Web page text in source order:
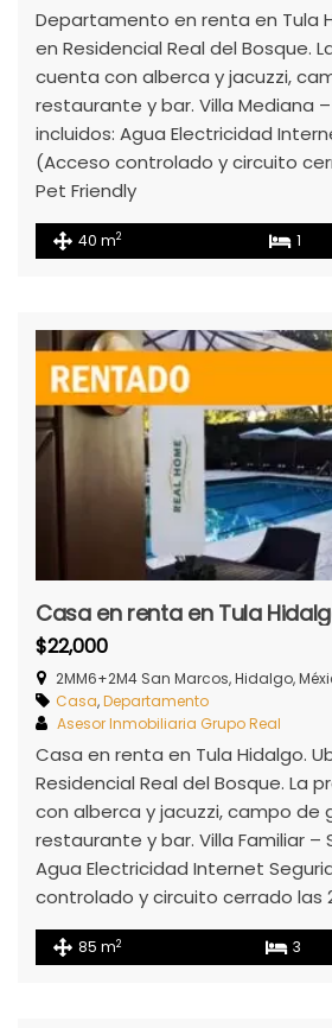
Departamento en renta en Tula
en Residencial Real del Bosque.
cuenta con alberca y jacuzzi,
restaurante y bar. Villa Mediana
incluidos: Agua Electricidad
(Acceso controlado y circuito
Pet Friendly
40 m2 1
Casa en renta en Tula
$22,000
2MM6+2M4 San Marcos, Hidalgo,
Casa,Departamento
Asesor Inmobiliaria Grupo Real
Casa en renta en Tula Hidalgo.
Residencial Real del Bosque. La
con alberca y jacuzzi, campo de
restaurante y bar. Villa Familiar –
Agua Electricidad Internet
controlado y circuito cerrado las
85 m2 3